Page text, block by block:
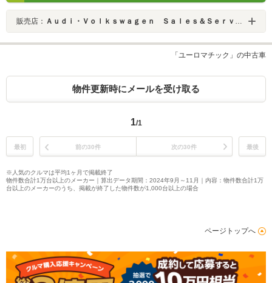
販売店： Ａｕｄｉ・Ｖｏｌｋｓｗａｇｅｎ Ｓａｌｅｓ＆Ｓｅｒｖｉｃｅ 株式会社ユーロマチック
「ユーロマチック」の中古車
物件更新時にメールを受け取る
1/1
最初 前の30件 次の30件 最後
※人気のクルマは平均1ヶ月で掲載終了
物件数合計1万台以上のメーカー｜算出データ期間：2024年9月～11月｜内容：物件数合計1万
台以上のメーカーのうち、掲載が終了した物件数が1,000台以上の場合
ページトップへ